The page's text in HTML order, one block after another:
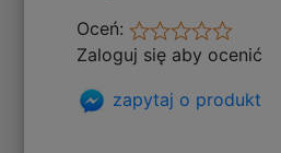
Oceń:
Zaloguj się aby ocenić
zapytaj o produkt